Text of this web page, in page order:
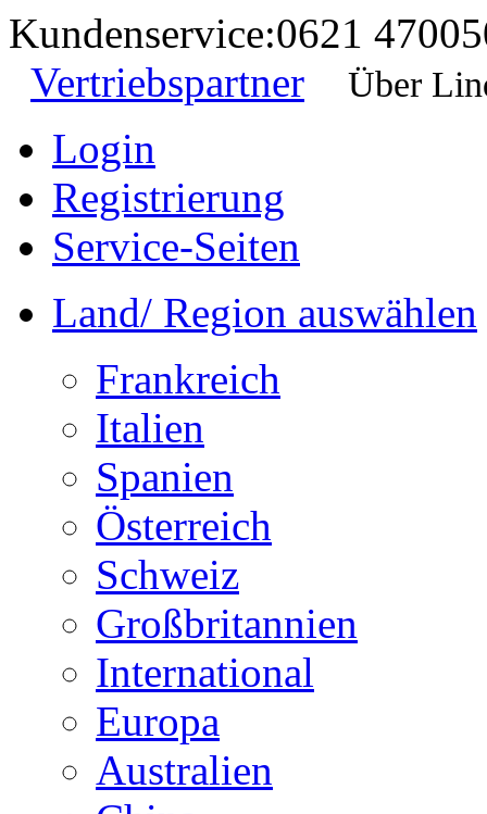
Kundenservice:0621
Vertriebspartner
Über
Login
Registrierung
Service-Seiten
Land/ Region auswählen
Frankreich
Italien
Spanien
Österreich
Schweiz
Großbritannien
International
Europa
Australien